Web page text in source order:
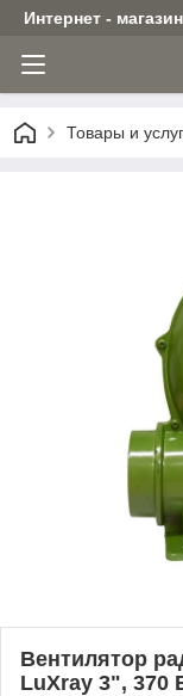
Интернет -
Товары и
Вентилятор
LuXray 3", 370